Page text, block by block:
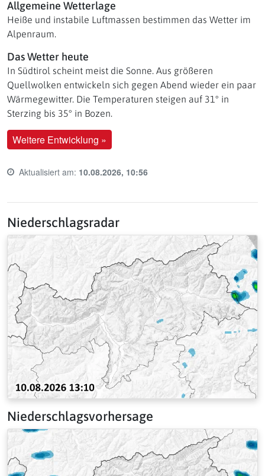
Allgemeine Wetterlage
Heiße und instabile Luftmassen bestimmen das Wetter im
Alpenraum.
Das Wetter heute
In Südtirol scheint meist die Sonne. Aus größeren
Quellwolken entwickeln sich gegen Abend wieder ein paar
Wärmegewitter. Die Temperaturen steigen auf 31° in
Sterzing bis 35° in Bozen.
Weitere Entwicklung »
Last update time:
Aktualisiert am: 10.08.2026, 10:56
Niederschlagsradar
Niederschlagsvorhersage